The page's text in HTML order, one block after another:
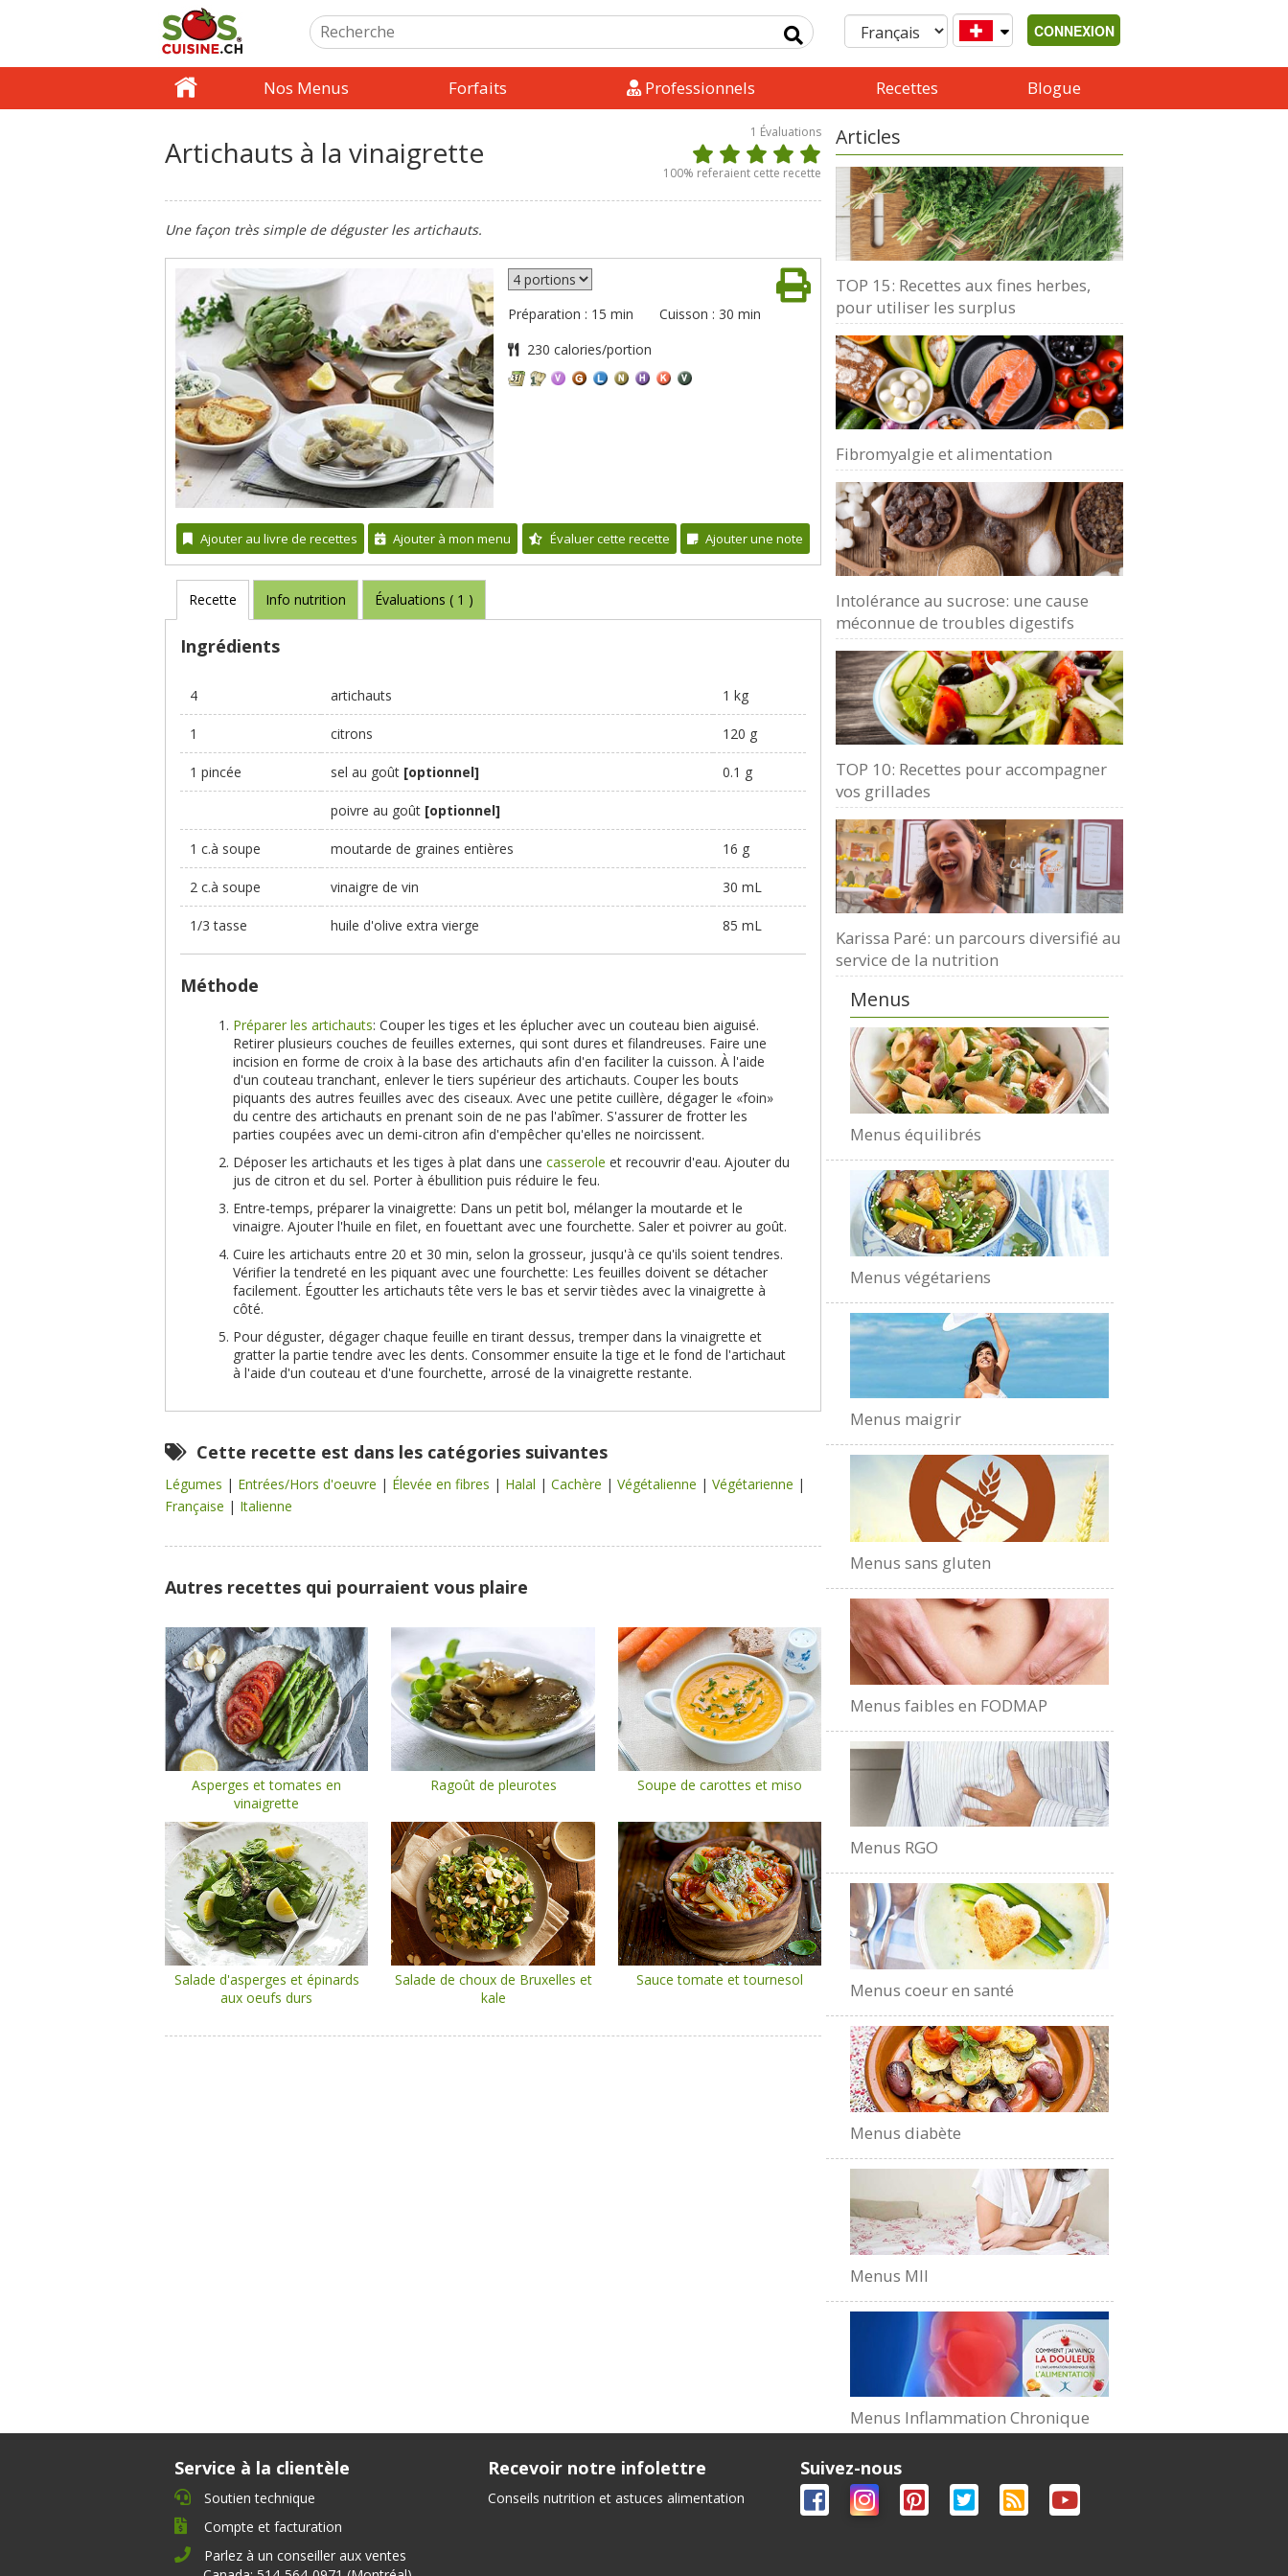
CONNEXION
Nos Menus Forfaits Professionnels Recettes Blogue
Artichauts à la vinaigrette
1 Évaluations
100% referaient cette recette
Une façon très simple de déguster les artichauts.
Préparation : 15 min
Cuisson : 30 min
230 calories/portion
Ajouter au livre de recettes Ajouter à mon menu Évaluer cette recette Ajouter une note
Recette Info nutrition Évaluations ( 1 )
Ingrédients
4 artichauts 1 kg
1 citrons 120 g
1 pincée sel au goût [optionnel] 0.1 g
poivre au goût [optionnel]
1 c.à soupe moutarde de graines entières 16 g
2 c.à soupe vinaigre de vin 30 mL
1/3 tasse huile d'olive extra vierge 85 mL
Méthode
Préparer les artichauts: Couper les tiges et les éplucher avec un couteau bien aiguisé.
Retirer plusieurs couches de feuilles externes, qui sont dures et filandreuses. Faire une
incision en forme de croix à la base des artichauts afin d'en faciliter la cuisson. À l'aide
d'un couteau tranchant, enlever le tiers supérieur des artichauts. Couper les bouts
piquants des autres feuilles avec des ciseaux. Avec une petite cuillère, dégager le «foin»
du centre des artichauts en prenant soin de ne pas l'abîmer. S'assurer de frotter les
parties coupées avec un demi-citron afin d'empêcher qu'elles ne noircissent.
Déposer les artichauts et les tiges à plat dans une casserole et recouvrir d'eau. Ajouter du
jus de citron et du sel. Porter à ébullition puis réduire le feu.
Entre-temps, préparer la vinaigrette: Dans un petit bol, mélanger la moutarde et le
vinaigre. Ajouter l'huile en filet, en fouettant avec une fourchette. Saler et poivrer au goût.
Cuire les artichauts entre 20 et 30 min, selon la grosseur, jusqu'à ce qu'ils soient tendres.
Vérifier la tendreté en les piquant avec une fourchette: Les feuilles doivent se détacher
facilement. Égoutter les artichauts tête vers le bas et servir tièdes avec la vinaigrette à
côté.
Pour déguster, dégager chaque feuille en tirant dessus, tremper dans la vinaigrette et
gratter la partie tendre avec les dents. Consommer ensuite la tige et le fond de l'artichaut
à l'aide d'un couteau et d'une fourchette, arrosé de la vinaigrette restante.
Cette recette est dans les catégories suivantes
Légumes | Entrées/Hors d'oeuvre | Élevée en fibres | Halal | Cachère | Végétalienne | Végétarienne |
Française | Italienne
Autres recettes qui pourraient vous plaire
Asperges et tomates en
vinaigrette
Ragoût de pleurotes Soupe de carottes et miso
Salade d'asperges et épinards
aux oeufs durs
Salade de choux de Bruxelles et
kale
Sauce tomate et tournesol
Articles
TOP 15: Recettes aux fines herbes,
pour utiliser les surplus
Fibromyalgie et alimentation
Intolérance au sucrose: une cause
méconnue de troubles digestifs
TOP 10: Recettes pour accompagner
vos grillades
Karissa Paré: un parcours diversifié au
service de la nutrition
Menus
Menus équilibrés
Menus végétariens
Menus maigrir
Menus sans gluten
Menus faibles en FODMAP
Menus RGO
Menus coeur en santé
Menus diabète
Menus MII
Menus Inflammation Chronique
Service à la clientèle
Soutien technique
Compte et facturation
Parlez à un conseiller aux ventes
Recevoir notre infolettre
Conseils nutrition et astuces alimentation
Suivez-nous